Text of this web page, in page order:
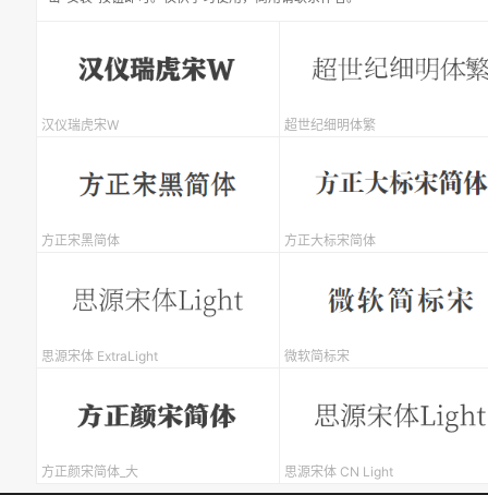
汉仪瑞虎宋W 超世纪细明体繁
方正宋黑简体 方正大标宋简体
思源宋体 ExtraLight 微软简标宋
方正颜宋简体_大 思源宋体 CN Light